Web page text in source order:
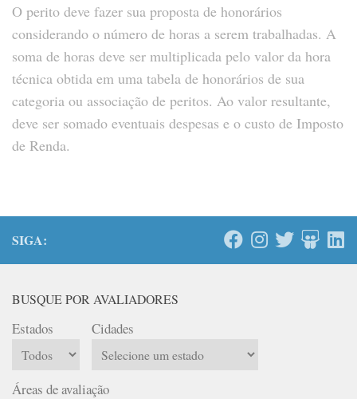
O perito deve fazer sua proposta de honorários
considerando o número de horas a serem trabalhadas. A
soma de horas deve ser multiplicada pelo valor da hora
técnica obtida em uma tabela de honorários de sua
categoria ou associação de peritos. Ao valor resultante,
deve ser somado eventuais despesas e o custo de Imposto
de Renda.
SIGA:
BUSQUE POR AVALIADORES
Estados Cidades
Áreas de avaliação